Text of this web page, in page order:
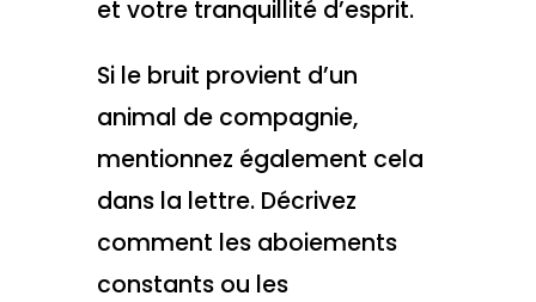
et votre tranquillité d’esprit.
Si le bruit provient d’un
animal de compagnie,
mentionnez également cela
dans la lettre. Décrivez
comment les aboiements
constants ou les